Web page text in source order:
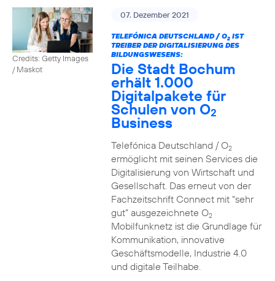
Credits: Getty Images
/ Maskot
07. Dezember 2021
TELEFÓNICA DEUTSCHLAND / O2IST
TREIBER DER DIGITALISIERUNG DES
BILDUNGSWESENS:
Die Stadt Bochum
erhält 1.000
Digitalpakete für
Schulen von O2
Business
Telefónica Deutschland / O2
ermöglicht mit seinen Services die
Digitalisierung von Wirtschaft und
Gesellschaft. Das erneut von der
Fachzeitschrift Connect mit “sehr
gut” ausgezeichnete O2
Mobilfunknetz ist die Grundlage für
Kommunikation, innovative
Geschäftsmodelle, Industrie 4.0
und digitale Teilhabe.